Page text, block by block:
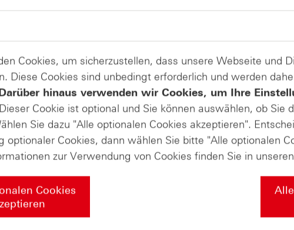
Im Krisenmodus - HSBC
Comeback der
Cookies, um sicherzustellen, dass unsere Webseite und
Diese Cookies sind unbedingt erforderlich und werden
hinaus verwenden wir Cookies, um Ihre
Cookie ist optional und Sie können auswählen, ob Sie
Sie dazu "Alle optionalen Cookies akzeptieren".
optionaler Cookies, dann wählen Sie bitte "Alle optionalen
zur Verwendung von Cookies finden Sie in unseren
Cookies